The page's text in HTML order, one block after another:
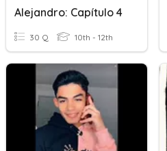
Alejandro: Capítulo 4
30 Q 10th - 12th